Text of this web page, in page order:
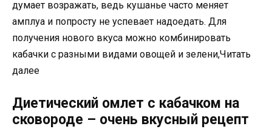
думает возражать, ведь кушанье часто меняет
амплуа и попросту не успевает надоедать. Для
получения нового вкуса можно комбинировать
кабачки с разными видами овощей и зелени,Читать
далее
Диетический омлет с кабачком на
сковороде – очень вкусный рецепт